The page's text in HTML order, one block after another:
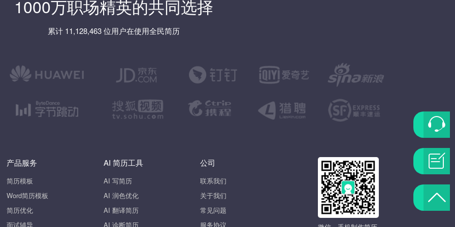
1000万职场精英的共同选择
累计 11,128,463 位用户在使用全民简历
产品服务
简历模板
Word简历模板
简历优化
面试辅导
AI 简历工具
AI 写简历
AI 润色优化
AI 翻译简历
AI 诊断简历
公司
联系我们
关于我们
常见问题
服务协议
联
系
客
服
题
反
返